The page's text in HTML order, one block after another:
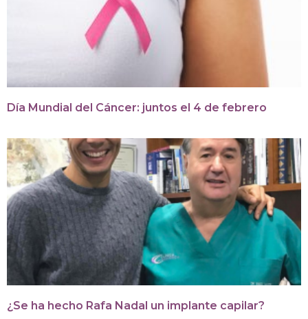
Día Mundial del Cáncer: juntos el 4 de febrero
¿Se ha hecho Rafa Nadal un implante capilar?